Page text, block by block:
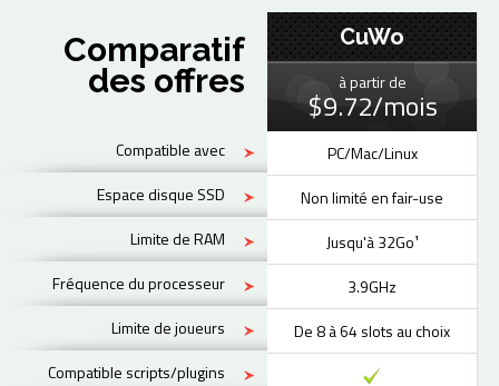
Comparatif
des offres
Compatible avec
Espace disque SSD
Limite de RAM
Fréquence du processeur
Limite de joueurs
Compatible scripts/plugins
CuWo
à partir de
$9.72/mois
PC/Mac/Linux
Non limité en fair-use
Jusqu'à 32Go¹
3.9GHz
De 8 à 64 slots au choix